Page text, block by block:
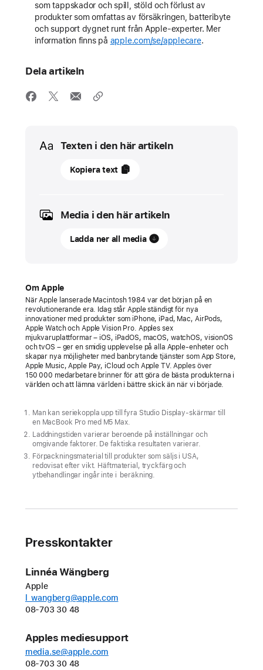
som tappskador och spill, stöld och förlust av
produkter som omfattas av försäkringen, batteribyte
och support dygnet runt från Apple-experter. Mer
information finns på apple.com/se/applecare.
Dela artikeln
Media
Texten i den här artikeln
03
PRESSMEDDELANDEN
Apple
Studio Display
och
helt
nya
Studio Display XDR
Studio Display XDR
är
bästa
bildskärm
för
proffs
–
Retina XDR-
med
LED-
bakbelysning,
toppljusstyrka
2000
Kopiera text
Media i den här artikeln
Ladda ner all media
Om Apple
När Apple lanserade Macintosh 1984 var det början på en
revolutionerande era. Idag står Apple ständigt för nya
innovationer med produkter som iPhone, iPad, Mac, AirPods,
Apple Watch och Apple Vision Pro. Apples sex
mjukvaruplattformar – iOS, iPadOS, macOS, watchOS, visionOS
och tvOS – ger en smidig upplevelse på alla Apple-enheter och
skapar nya möjligheter med banbrytande tjänster som App Store,
Apple Music, Apple Pay, iCloud och Apple TV. Apples över
150 000 medarbetare brinner för att göra de bästa produkterna i
världen och att lämna världen i bättre skick än när vi började.
Man kan seriekoppla upp till fyra Studio Display-skärmar till
en MacBook Pro med M5 Max.
Laddningstiden varierar beroende på inställningar och
omgivande faktorer. De faktiska resultaten varierar.
Förpackningsmaterial till produkter som säljs i USA,
redovisat efter vikt. Häftmaterial, tryckfärg och
ytbehandlingar ingår inte i beräkning.
Presskontakter
Linnéa Wängberg
Apple
l_wangberg@apple.com
08-703 30 48
Apples mediesupport
media.se@apple.com
08-703 30 48